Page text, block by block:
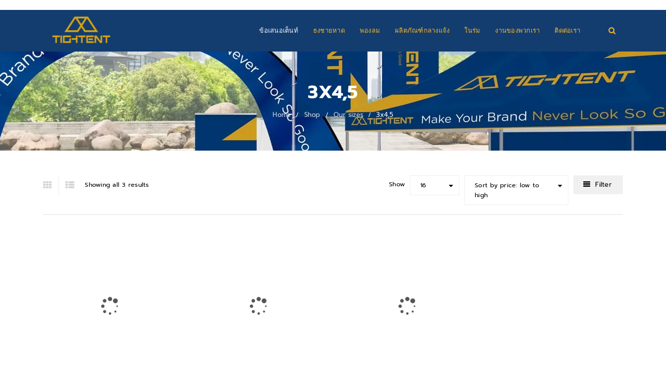
ข้อเสนอเต็นท์ ธงชายหาด พองลม ผลิตภัณฑ์กลางแจ้ง ในร่ม งานของพวกเรา ติดต่อเรา
3X4,5
Home / Shop / Our sizes / 3x4,5
Showing all 3 results Filter
Sort by price: low to
high
Show 16